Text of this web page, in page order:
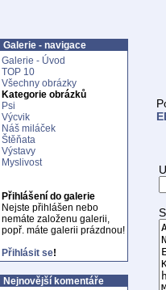
Galerie - navigace
Galerie - Úvod
TOP 10
Všechny obrázky
Kategorie obrázků
Psi
Výcvik
Náš miláček
Štěňata
Výstavy
Myslivost
Přihlášení do galerie
Nejste přihlášen nebo
nemáte založenu galerii,
popř. máte galerii prázdnou!
Přihlásit se!
Nejnovější komentáře